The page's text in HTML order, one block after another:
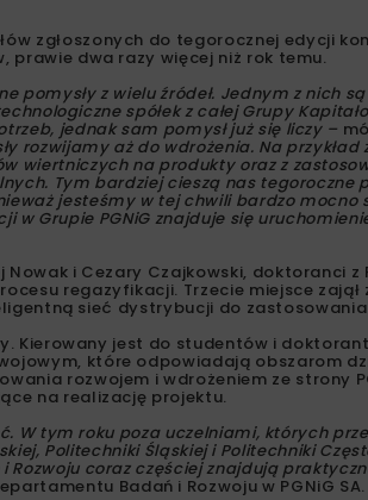
zgłoszonych do tegorocznej edycji
prawie dwa razy więcej niż rok temu.
pomysły z wielu źródeł. Jednym z nich
spółek z całej Grupy
jednak sam pomysł już się liczy –
rozwijamy aż do wdrożenia. Na
wiertniczych na produkty oraz z
Tym bardziej cieszą nas tegoroczne
jesteśmy w tej chwili bardzo mocno
w Grupie PGNiG znajduje się
i Cezary Czajkowski, doktoranci z
regazyfikacji. Trzecie miejsce zajął
sieć dystrybucji do zastosowania
Kierowany jest do studentów i
które odpowiadają obszarom
rozwojem i wdrożeniem ze strony
na realizację projektu.
W tym roku poza uczelniami, których
Politechniki Śląskiej i Politechniki
coraz częściej znajdują
Badań i Rozwoju w PGNiG SA.